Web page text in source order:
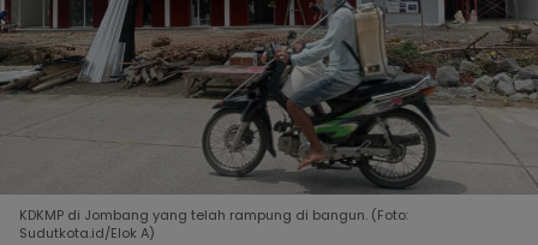
KDKMP di Jombang yang telah rampung di bangun. (Foto:
Sudutkota.id/Elok A)